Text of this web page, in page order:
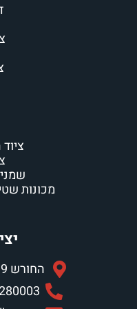
מכונות
החורש 9, עמק שרה, באר שבע
| 08-6234026